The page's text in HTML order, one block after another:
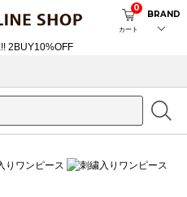
カート
0
BRAND